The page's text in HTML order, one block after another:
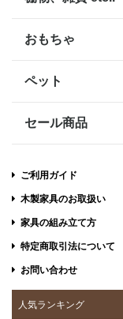
おもちゃ
ペット
セール商品
ご利用ガイド
木製家具のお取扱い
家具の組み立て方
特定商取引法について
お問い合わせ
人気ランキング